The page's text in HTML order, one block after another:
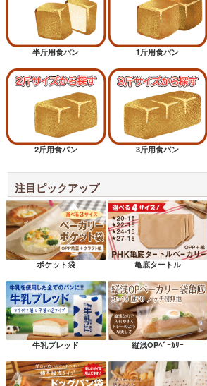
半斤用食パン 1斤用食パン
2斤用食パン 3斤用食パン
注目ピックアップ
ポケット袋 亀底タートル
牛乳ブレッド 縦浅OPﾍﾞｰｶﾘｰ